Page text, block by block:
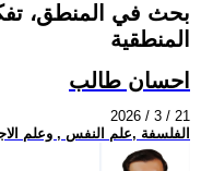
بحث في المنطق،
المنطقية
احسان طالب
2026 / 3 / 21
الفلسفة ,علم النفس , وعلم